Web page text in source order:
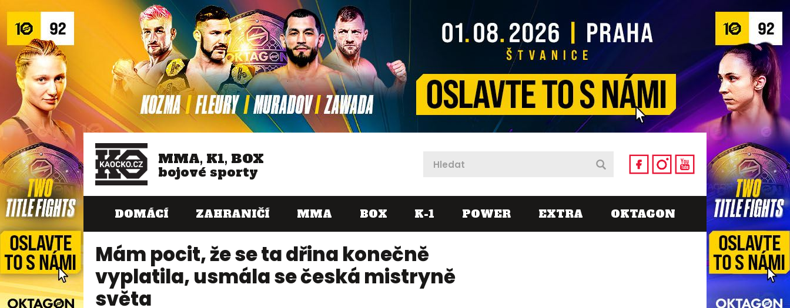
MMA, K1, BOX
bojové sporty
DOMÁCÍ ZAHRANIČÍ MMA BOX K-1 POWER EXTRA OKTAGON
Mám pocit, že se ta dřina konečně
vyplatila, usmála se česká mistryně
světa